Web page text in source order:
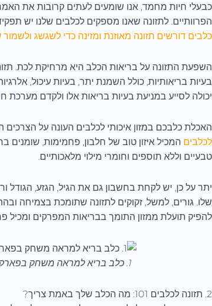
כבעלי חיות מחמד, אנו שומעים לעתים קרובות את
הפרוותיים. לתזונה שאנו מספקים לכלבים שלנו יש
כלבים דורשים תזונה מאוזנת ומזינה כדי לשגשג
השפעת התזונה על בריאות הכלב היא מרחיקת לכת.
בעיות בריאותיות, כולל השמנת יתר, בעיות עיכול,
יכולה לסייע במניעת בעיות בריאות אלו ולקדם מערכת
האכלת כלבכם במזון איכותי לכלבים העונה על
לכלבים המכיל איזון טוב של חלבון, פחמימות, שומנים
טבעיים וללא תוספים וחומרי מילוי מלאכותיים.
יתר על כן, יש לקחת בחשבון גם את הגיל, הגזע,
שלו. גורים, למשל, זקוקים לתזונה שתומכת בצמיחה
להפיק תועלת ממזון התומך בבריאות המפרקים ומכיל
1. כלב בריא למראה משחק בפארק, ממחיש את היתרונות של תזונה נכונה.
2. תזונה לכלבים 101: מה הכלב שלך באמת צריך?